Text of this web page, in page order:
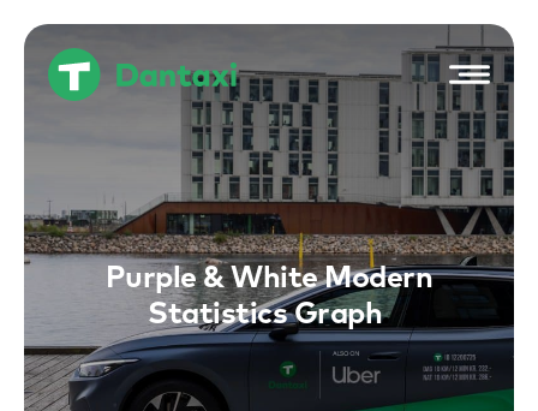
Hop
indholdet
Purple & White Modern
Statistics Graph